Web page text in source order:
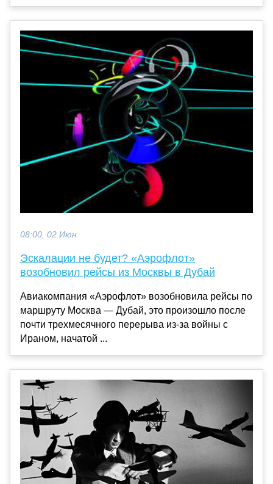
08:00, 02 Июн
Эскалации не будет? «Аэрофлот»
возобновил рейсы из Москвы в Дубай
Авиакомпания «Аэрофлот» возобновила рейсы по
маршруту Москва — Дубай, это произошло после
почти трехмесячного перерыва из-за войны с
Ираном, начатой ...